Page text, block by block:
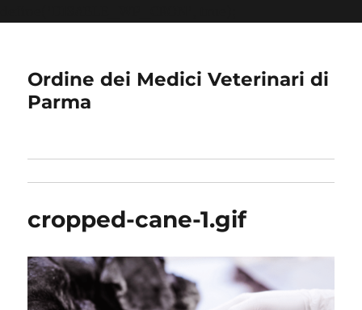
Ordine dei Medici Veterinari di
Parma
cropped-cane-1.gif